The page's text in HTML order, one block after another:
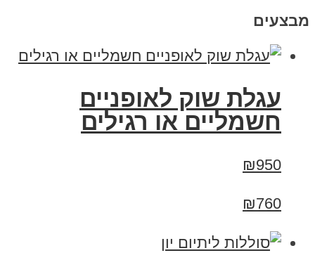
מבצעים
עגלת שוק לאופניים
חשמליים או רגילים
₪950
₪760